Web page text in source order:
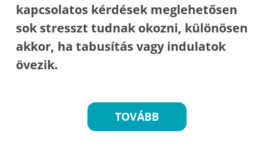
kapcsolatos kérdések meglehetősen
sok stresszt tudnak okozni, különösen
akkor, ha tabusítás vagy indulatok
övezik.
TOVÁBB